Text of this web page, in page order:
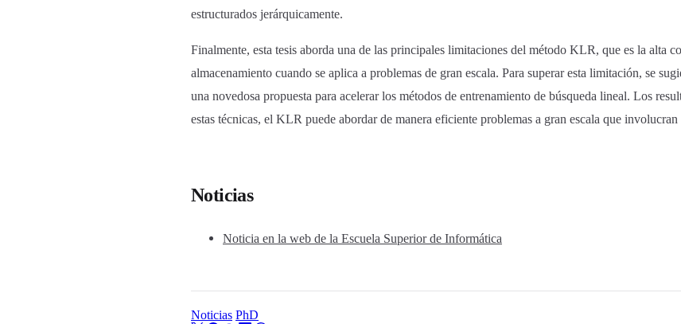
estructurados jerárquicamente.
Finalmente, esta tesis aborda una de las principales limitaciones del método KLR, que es la alta
almacenamiento cuando se aplica a problemas de gran escala. Para superar esta limitación, se
una novedosa propuesta para acelerar los métodos de entrenamiento de búsqueda lineal. Los
estas técnicas, el KLR puede abordar de manera eficiente problemas a gran escala que
Noticias
Noticia en la web de la Escuela Superior de Informática
Noticias PhD